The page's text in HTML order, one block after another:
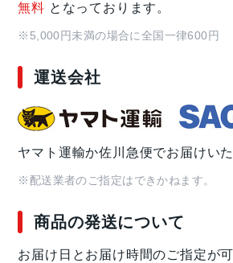
無料 となっております。
※5,000円未満の場合に全国一律600円
運送会社
ヤマト運輸か佐川急便でお届けいた
※配送業者のご指定はできかねます。
商品の発送について
お届け日とお届け時間のご指定が可